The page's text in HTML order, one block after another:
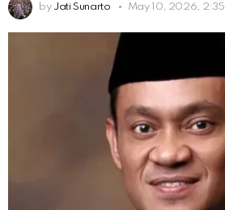
by Jati Sunarto May 10, 2026,